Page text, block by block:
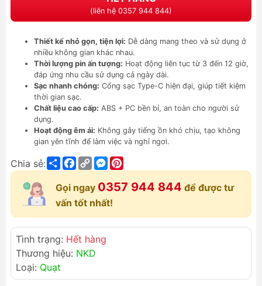
(liên hệ 0357 944 844)
Thiết kế nhỏ gọn, tiện lợi: Dễ dàng mang theo và sử dụng ở
nhiều không gian khác nhau.
Thời lượng pin ấn tượng: Hoạt động liên tục từ 3 đến 12 giờ,
đáp ứng nhu cầu sử dụng cả ngày dài.
Sạc nhanh chóng: Cổng sạc Type-C hiện đại, giúp tiết kiệm
thời gian sạc.
Chất liệu cao cấp: ABS + PC bền bỉ, an toàn cho người sử
dụng.
Hoạt động êm ái: Không gây tiếng ồn khó chịu, tạo không
gian yên tĩnh để làm việc và nghỉ ngơi.
Chia sẻ: ShareFacebook
Copy
Link
Messenger
Gọi ngay 0357 944 844 để được tư
vấn tốt nhất!
Tình trạng: Hết hàng
Thương hiệu: NKD
Loại: Quạt